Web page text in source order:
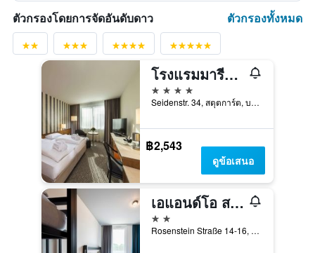
ตัวกรองโดยการจัดอันดับดาว ตัวกรองทั้งหมด
โรงแรมมารีทิม สตุทท์การ์ท
4 ดาว
Seidenstr. 34, สตุตการ์ต, บาเดิน-เวือร์ทเทมแบร์ก, เยอรมนี
฿2,543
ดูข้อเสนอ
เอแอนด์โอ สตุทท์การ์ทซิตี้ - โฮสเทล
2 ดาว
Rosenstein Straße 14-16, สตุตการ์ต, บาเดิน-เวือร์ทเทมแบร์ก, เยอรมนี